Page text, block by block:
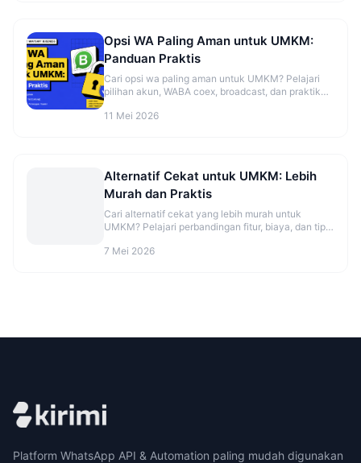
Opsi WA Paling Aman untuk UMKM:
Panduan Praktis
Cari opsi wa paling aman untuk UMKM? Pelajari
pilihan akun, WABA coex, broadcast, dan praktik
11 Mei 2026
Alternatif Cekat untuk UMKM: Lebih
Murah dan Praktis
Cari alternatif cekat yang lebih murah untuk
UMKM? Pelajari perbandingan fitur, biaya, dan tips
7 Mei 2026
Platform WhatsApp API & Automation paling mudah digunakan